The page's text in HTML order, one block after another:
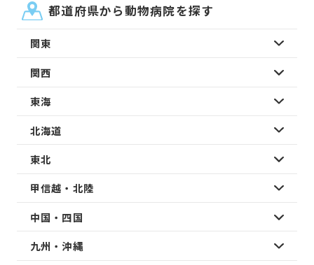
都道府県から動物病院を探す
関東
関西
東海
北海道
東北
甲信越・北陸
中国・四国
九州・沖縄